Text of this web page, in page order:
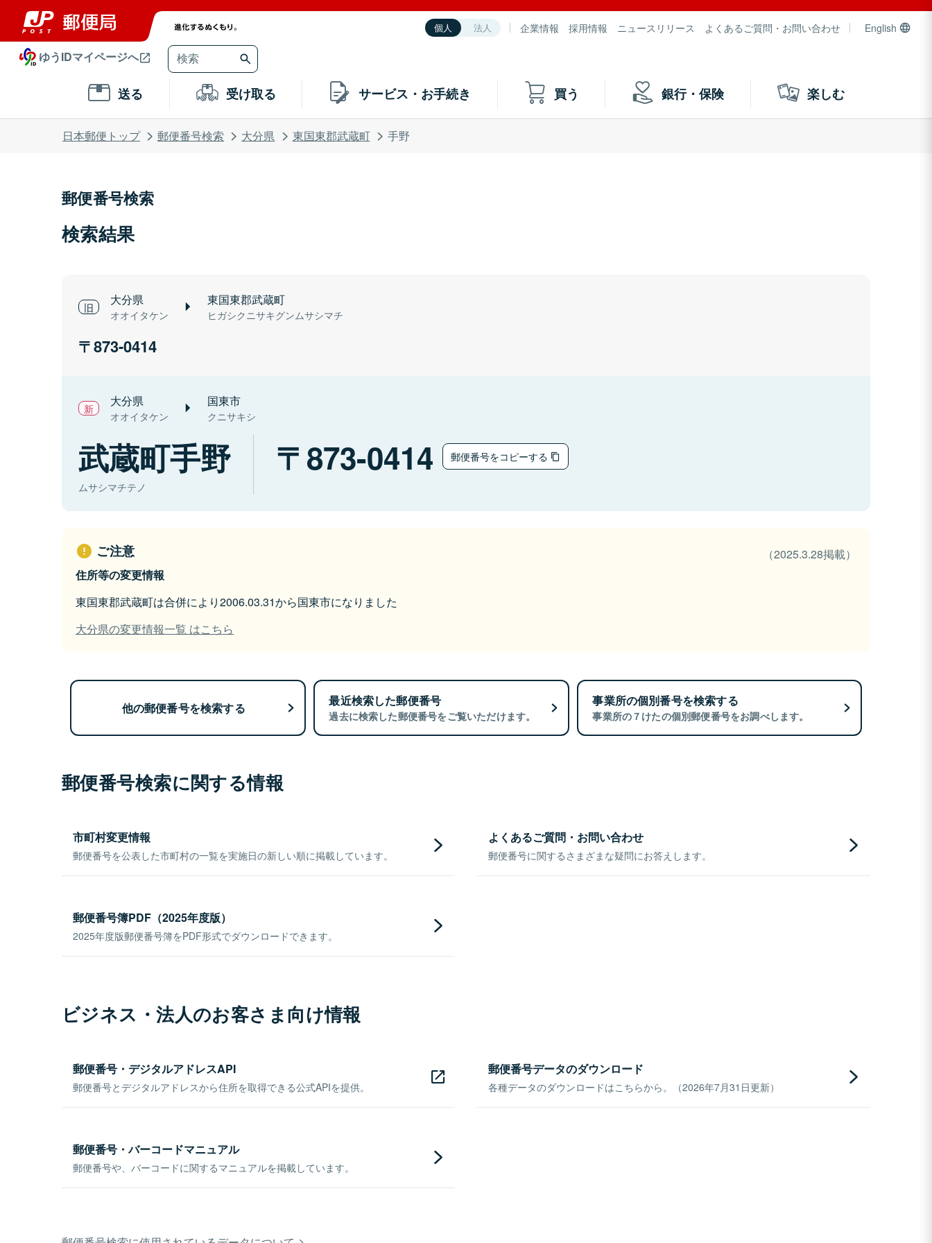
個人 法人 企業情報 採用情報 ニュースリリース よくあるご質問・お問い合わせ English
ゆうIDマイページへ
送る 受け取る サービス・お手続き 買う 銀行・保険 楽しむ
日本郵便トップ 郵便番号検索 大分県 東国東郡武蔵町 手野
郵便番号検索
検索結果
大分県
オオイタケン
東国東郡武蔵町
ヒガシクニサキグンムサシマチ
873-0414
大分県
オオイタケン
国東市
クニサキシ
武蔵町手野
ムサシマチテノ
873-0414 郵便番号をコピーする
ご注意
（2025.3.28掲載）
住所等の変更情報
東国東郡武蔵町は合併により2006.03.31から国東市になりました
大分県の変更情報一覧 はこちら
他の郵便番号を検索する 最近検索した郵便番号
過去に検索した郵便番号をご覧いただけます。
事業所の個別番号を検索する
事業所の７けたの個別郵便番号をお調べします。
郵便番号検索に関する情報
市町村変更情報
郵便番号を公表した市町村の一覧を実施日の新しい順に掲載しています。
よくあるご質問・お問い合わせ
郵便番号に関するさまざまな疑問にお答えします。
郵便番号簿PDF（2025年度版）
2025年度版郵便番号簿をPDF形式でダウンロードできます。
ビジネス・法人のお客さま向け情報
郵便番号・デジタルアドレスAPI
郵便番号とデジタルアドレスから住所を取得できる公式APIを提供。
郵便番号データのダウンロード
各種データのダウンロードはこちらから。（2026年7月31日更新）
郵便番号・バーコードマニュアル
郵便番号や、バーコードに関するマニュアルを掲載しています。